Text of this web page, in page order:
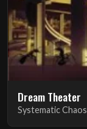
Dream Theater
Systematic Chaos